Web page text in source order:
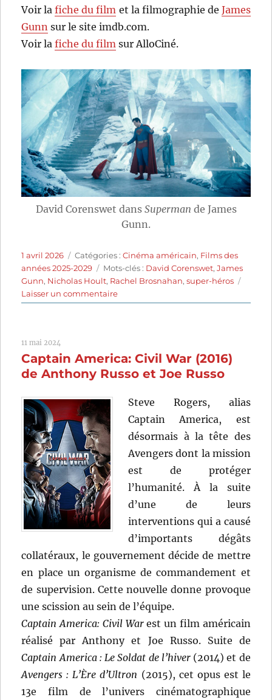
Voir lafiche du film et la filmographie de James
Gunn sur le site imdb.com.
Voir lafiche du film sur AlloCiné.
David Corenswet dans Superman de James
Gunn.
Publié
le
1 avril 2026 Catégories
Catégories :Cinéma américain, Films des
années 2025-2029
Étiquettes
Mots-clés : David Corenswet,James
Gunn, Nicholas Hoult, Rachel Brosnahan,super-héros
Laisser un commentairesur
Superman
Gunn
11 mai 2024
Captain America: Civil War (2016)
de Anthony Russo et Joe Russo
Steve Rogers, alias
Captain America, est
désormais à la tête des
Avengers dont la mission
est de protéger
l’humanité. À la suite
d’une de leurs
interventions qui a causé
d’importants dégâts
collatéraux, le gouvernement décide de mettre
en place un organisme de commandement et
de supervision. Cette nouvelle donne provoque
une scission au sein de l’équipe.
Captain America: Civil Warest un film américain
réalisé par Anthony et Joe Russo. Suite de
Captain America : Le Soldat de l’hiver(2014) et de
Avengers : L’Ère d’Ultron (2015), cet opus est le
13e film de l’univers cinématographique